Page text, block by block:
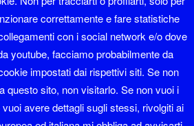
e ho lavorato in albergo fino al 1995.
libero da una vita.
Oltrefersina da sempre.
mail è diaolin@diaolin.com
correttamente e fare statistiche
con i social network e/o dove
youtube, facciamo probabilmente da
impostati dai rispettivi siti. Se non
questo sito, non visitarlo. Se non vuoi i
avere dettagli sugli stessi, rivolgiti ai